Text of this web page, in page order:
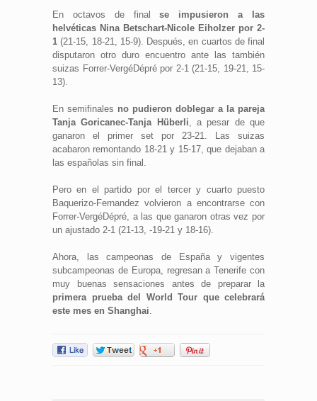
En octavos de finalse impusieron a las
helvéticas Nina Betschart-Nicole Eiholzer por 2-
1 (21-15, 18-21, 15-9). Después, en cuartos de final
disputaron otro duro encuentro ante las también
suizas Forrer-VergéDépré por 2-1 (21-15, 19-21, 15-
13).
En semifinales no pudieron doblegar a la pareja
Tanja Goricanec-Tanja Hüberli, a pesar de que
ganaron el primer set por 23-21. Las suizas
acabaron remontando 18-21 y 15-17, que dejaban a
las españolas sin final.
Pero en el partido por el tercer y cuarto puesto
Baquerizo-Fernandez volvieron a encontrarse con
Forrer-VergéDépré, a las que ganaron otras vez por
un ajustado 2-1 (21-13, -19-21 y 18-16).
Ahora, las campeonas de España y vigentes
subcampeonas de Europa, regresan a Tenerife con
muy buenas sensaciones antes de preparar la
primera prueba del World Tour que celebrará
este mes en Shanghai.